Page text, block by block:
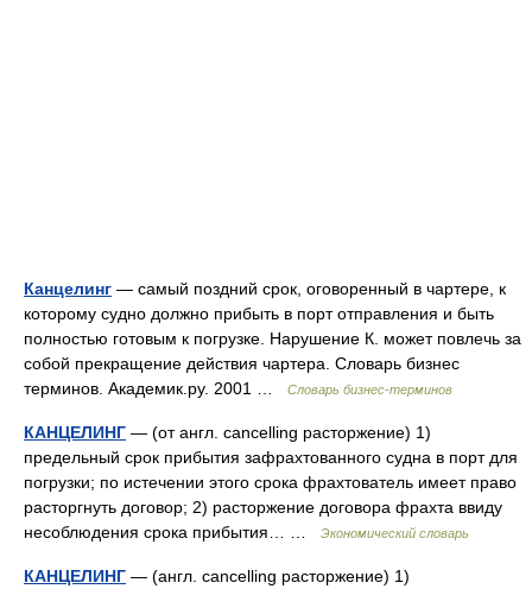
Канцелинг — самый поздний срок, оговоренный в чартере, к
которому судно должно прибыть в порт отправления и быть
полностью готовым к погрузке. Нарушение К. может повлечь за
собой прекращение действия чартера. Словарь бизнес
терминов. Академик.ру. 2001 …
Словарь бизнес-терминов
КАНЦЕЛИНГ — (от англ. cancelling расторжение) 1)
предельный срок прибытия зафрахтованного судна в порт для
погрузки; по истечении этого срока фрахтователь имеет право
расторгнуть договор; 2) расторжение договора фрахта ввиду
несоблюдения срока прибытия… …
Экономический словарь
КАНЦЕЛИНГ — (англ. cancelling расторжение) 1)